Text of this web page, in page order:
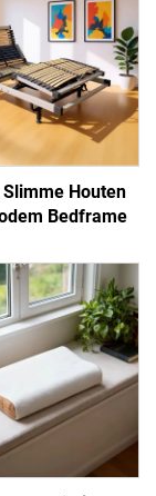
Slimme Houten
Bedframe